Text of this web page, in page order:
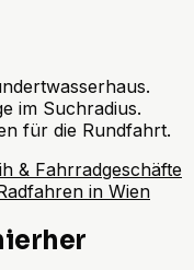
im Suchradius.
für die Rundfahrt.
& Fahrradgeschäfte
in Wien